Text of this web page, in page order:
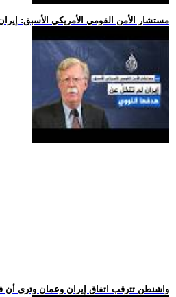
.. مستشار الأمن القومي الأمريكي الأسبق:
.. واشنطن تترقب اتفاق إيران وعمان وترى